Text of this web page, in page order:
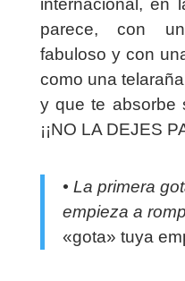
internacional, en
parece, con
fabuloso y con
como una
y que te absorbe
¡¡NO LA DEJES
• La primera
empieza a
«gota» tuya